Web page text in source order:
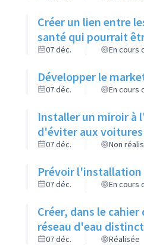
Créer un lien entre les établissements de santé du secteur et l'éventuel futur centre de
santé qui pourrait
07 déc. En cours
Développer le
07 déc. En cours
Installer un miroir à
d'éviter aux
07 déc. Non
Prévoir l'installation
07 déc. En cours
Créer, dans le
réseau d'eau
07 déc. Réalisée